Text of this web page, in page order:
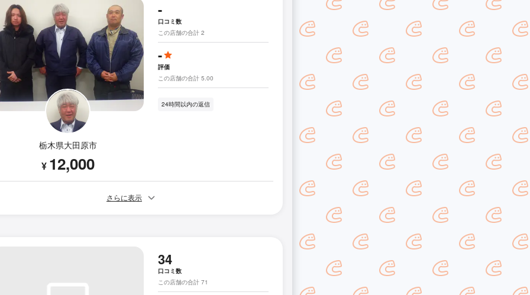
栃木県大田原市
¥ 12,000
-
口コミ数
この店舗の合計 2
-
評価
この店舗の合計 5.00
24時間以内の返信
さらに表示
34
口コミ数
この店舗の合計 71